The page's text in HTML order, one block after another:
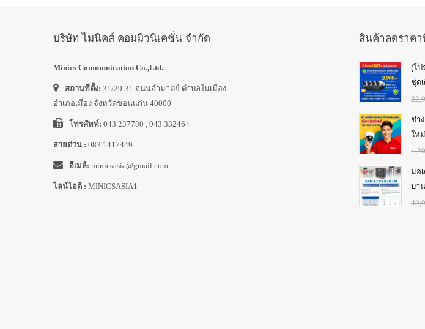
บริษัท ไมนิคส์ คอมมิวนิเคชั่น จำกัด
Minics Communication Co.,Ltd.
สถานที่ตั้ง: 31/29-31 ถนนอำมาตย์ ตำบลในเมือง
อำเภอเมือง จังหวัดขอนแก่น 40000
โทรศัพท์: 043 237780 , 043 332464
สายด่วน : 083 1417449
อีเมล์: minicsasia@gmail.com
ไลน์ไอดี : MINICSASIA1
สินค้าลดราคา
(โป
ชุด
IP
ช่า
ให
มอ
บา